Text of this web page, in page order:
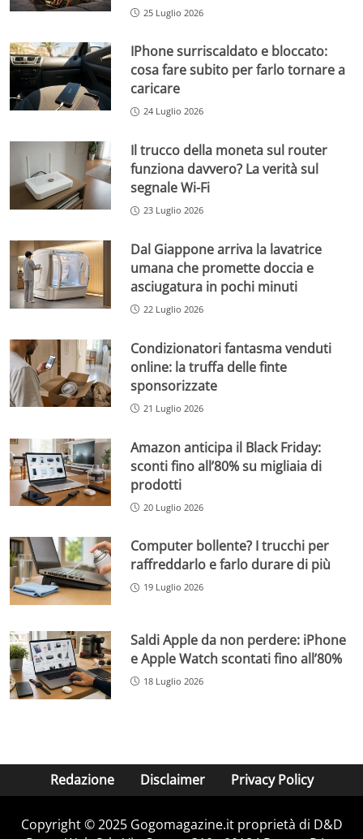
25 Luglio 2026
IPhone surriscaldato e bloccato:
cosa fare subito per farlo tornare a
caricare
24 Luglio 2026
Il trucco della moneta sul router
funziona davvero? La verità sul
segnale Wi-Fi
23 Luglio 2026
Dal Giappone arriva la lavatrice
umana che promette doccia e
asciugatura in pochi minuti
22 Luglio 2026
Condizionatori fantasma venduti
online: la truffa delle finte
sponsorizzate
21 Luglio 2026
Amazon anticipa il Black Friday:
sconti fino all’80% su migliaia di
prodotti
20 Luglio 2026
Computer bollente? I trucchi per
raffreddarlo e farlo durare di più
19 Luglio 2026
Saldi Apple da non perdere: iPhone
e Apple Watch scontati fino all’80%
18 Luglio 2026
Redazione Disclaimer Privacy Policy
Copyright © 2025 Gogomagazine.it proprietà di D&D